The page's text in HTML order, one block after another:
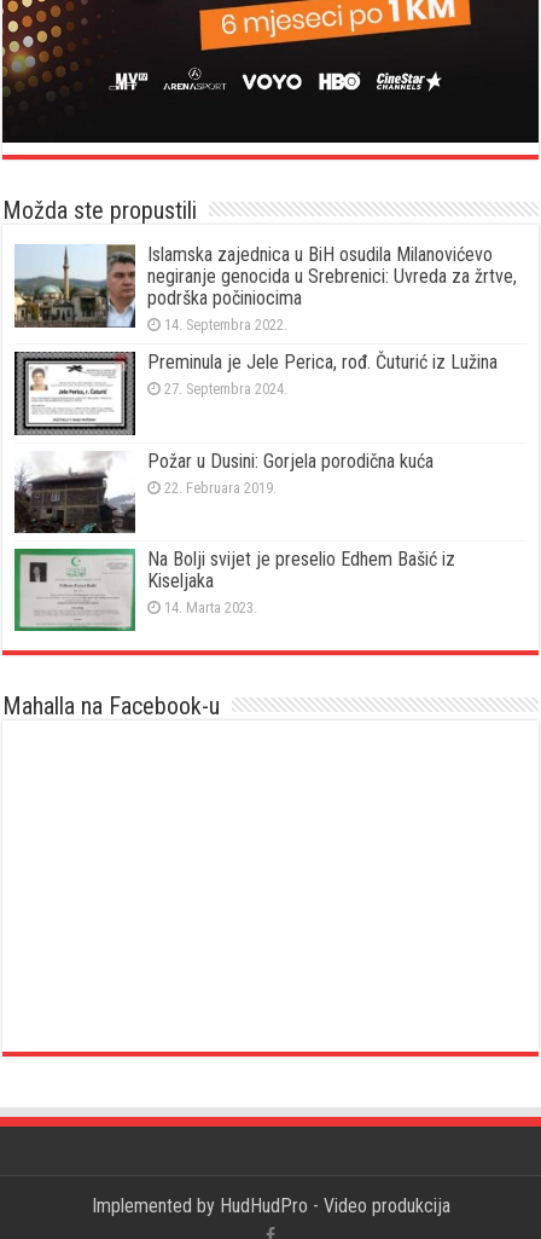
Možda ste propustili
Islamska zajednica u BiH osudila Milanovićevo
negiranje genocida u Srebrenici: Uvreda za žrtve,
podrška počiniocima
14. Septembra 2022.
Preminula je Jele Perica, rođ. Čuturić iz Lužina
27. Septembra 2024.
Požar u Dusini: Gorjela porodična kuća
22. Februara 2019.
Na Bolji svijet je preselio Edhem Bašić iz
Kiseljaka
14. Marta 2023.
Mahalla na Facebook-u
Implemented by HudHudPro - Video produkcija